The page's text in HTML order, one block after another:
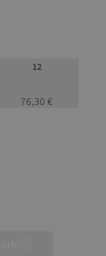
12
76,30 €
Wert